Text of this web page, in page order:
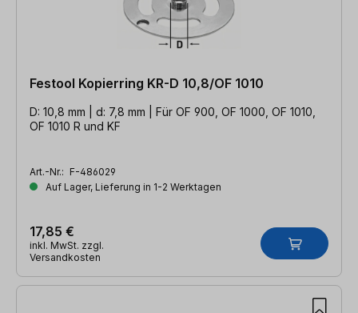
Festool Kopierring KR-D 10,8/OF 1010
D: 10,8 mm | d: 7,8 mm | Für OF 900, OF 1000, OF 1010,
OF 1010 R und KF
Art.-Nr.: F-486029
Auf Lager, Lieferung in 1-2 Werktagen
17,85 €
inkl. MwSt. zzgl.
Versandkosten